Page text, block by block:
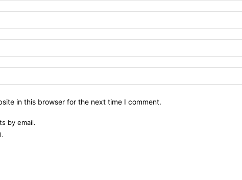
in this browser for the next time I comment.
by email.